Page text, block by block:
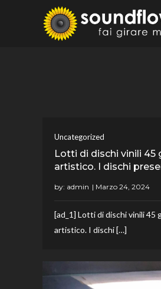
Uncategorized
Lotti di dischi vinili 45
artistico. I dischi
by: admin
[ad_1] Lotti di dischi vinili 45
artistico. I dischi […]